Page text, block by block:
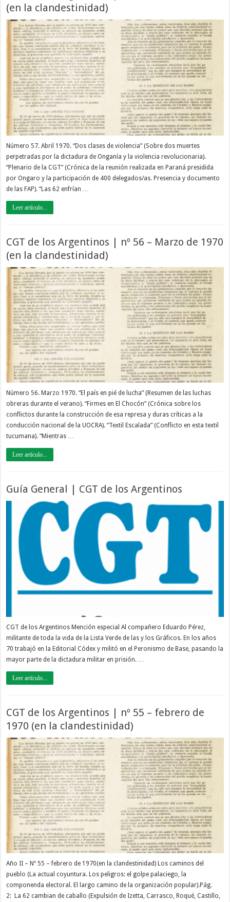
(en la clandestinidad)
Número 57. Abril 1970. “Dos clases de violencia” (Sobre dos muertes
perpetradas por la dictadura de Onganía y la violencia revolucionaria).
“Plenario de la CGT” (Crónica de la reunión realizada en Paraná presidida
por Ongaro y la participación de 400 delegados/as. Presencia y documento
de las FAP). “Las 62 enfrían …
Leer artículo...
CGT de los Argentinos | nº 56 – Marzo de 1970
(en la clandestinidad)
Número 56. Marzo 1970. “El país en pié de lucha” (Resumen de las luchas
obreras durante el verano). “Firmes en El Chocón” (Crónica sobre los
conflictos durante la construcción de esa represa y duras críticas a la
conducción nacional de la UOCRA). “Textil Escalada” (Conflicto en esta textil
tucumana). “Mientras …
Leer artículo...
Guía General | CGT de los Argentinos
CGT de los Argentinos Mención especial Al compañero Eduardo Pérez,
militante de toda la vida de la Lista Verde de las y los Gráficos. En los años
70 trabajó en la Editorial Códex y militó en el Peronismo de Base, pasando la
mayor parte de la dictadura militar en prisión. …
Leer artículo...
CGT de los Argentinos | nº 55 – febrero de
1970 (en la clandestinidad)
Año II – Nº 55 – febrero de 1970(en la clandestinidad) Los caminos del
pueblo (La actual coyuntura. Los peligros: el golpe palaciego, la
componenda electoral. El largo camino de la organización popular).Pág.
2: La 62 cambian de caballo (Expulsión de Izetta, Carrasco, Roqué, Castillo,